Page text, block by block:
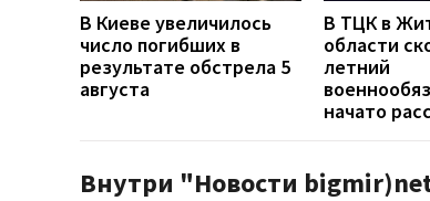
В Киеве увеличилось
число погибших в
результате обстрела 5
августа
В ТЦК в
области
летний
начато
Внутри "Новости